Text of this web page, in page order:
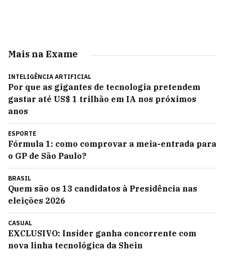
Mais na Exame
INTELIGÊNCIA ARTIFICIAL
Por que as gigantes de tecnologia pretendem
gastar até US$ 1 trilhão em IA nos próximos
anos
ESPORTE
Fórmula 1: como comprovar a meia-entrada para
o GP de São Paulo?
BRASIL
Quem são os 13 candidatos à Presidência nas
eleições 2026
CASUAL
EXCLUSIVO: Insider ganha concorrente com
nova linha tecnológica da Shein